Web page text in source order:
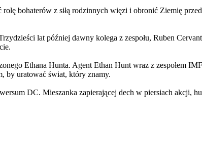
bohaterów z siłą rodzinnych więzi i obronić Ziemię
lat później dawny kolega z zespołu, Ruben
Ethana Hunta. Agent Ethan Hunt wraz z zespołem
by uratować świat, który znamy.
DC. Mieszanka zapierającej dech w piersiach akcji,